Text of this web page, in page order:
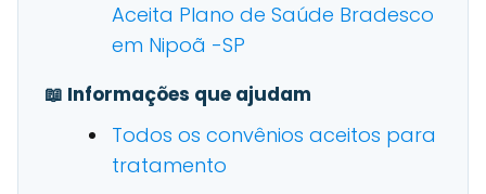
Aceita Plano de Saúde Bradesco
em Nipoã -SP
📖 Informações que ajudam
Todos os convênios aceitos para
tratamento